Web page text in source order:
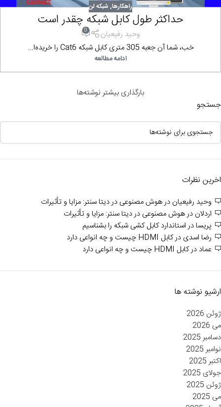
راهکارها, شبکه لن
حداکثر طول کابل شبکه چقدر است
وحید رفیعیان 0
خب، شما آن جعبه 305 متری کابل شبکه Cat6 را خریده‌ا...
ادامه مطالعه
بارگذاری بیشتر نوشته‌ها
جستجو
اخرین نظرات
وحید رفیعیان درهوش مصنوعی در دیتا سنتر: مزایا و تأثیرات
اردلان درهوش مصنوعی در دیتا سنتر: مزایا و تأثیرات
پریسادر استاندارد کابل کشی شبکه را بشناسیم
رضا اسدی درکابل HDMI چیست و چه انواعی دارد
عماد درکابل HDMI چیست و چه انواعی دارد
ارشیو نوشته ها
ژوئن 2026
می 2026
دسامبر 2025
نوامبر 2025
اکتبر 2025
جولای 2025
ژوئن 2025
می 2025